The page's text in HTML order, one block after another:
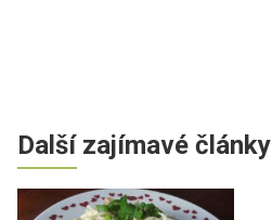
Další zajímavé články